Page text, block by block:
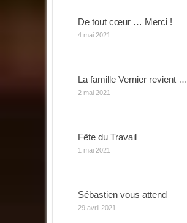
De tout cœur … Merci !
4 mai 2021
La famille Vernier revient …
2 mai 2021
Fête du Travail
1 mai 2021
Sébastien vous attend
29 avril 2021